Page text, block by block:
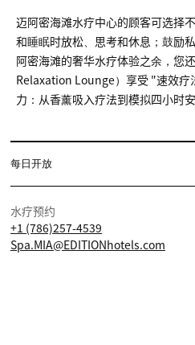
迈阿密海滩水疗中心的顾客可选择
和睡眠时放松、思考和休息；鼓励
阿密海滩的奢华水疗体验之余，您
Relaxation Lounge）享受 "速效
力：从香薰吸入疗法到模拟四小时
每日开放
水疗预约
+1 (786)257-4539
Spa.MIA@EDITIONhotels.com